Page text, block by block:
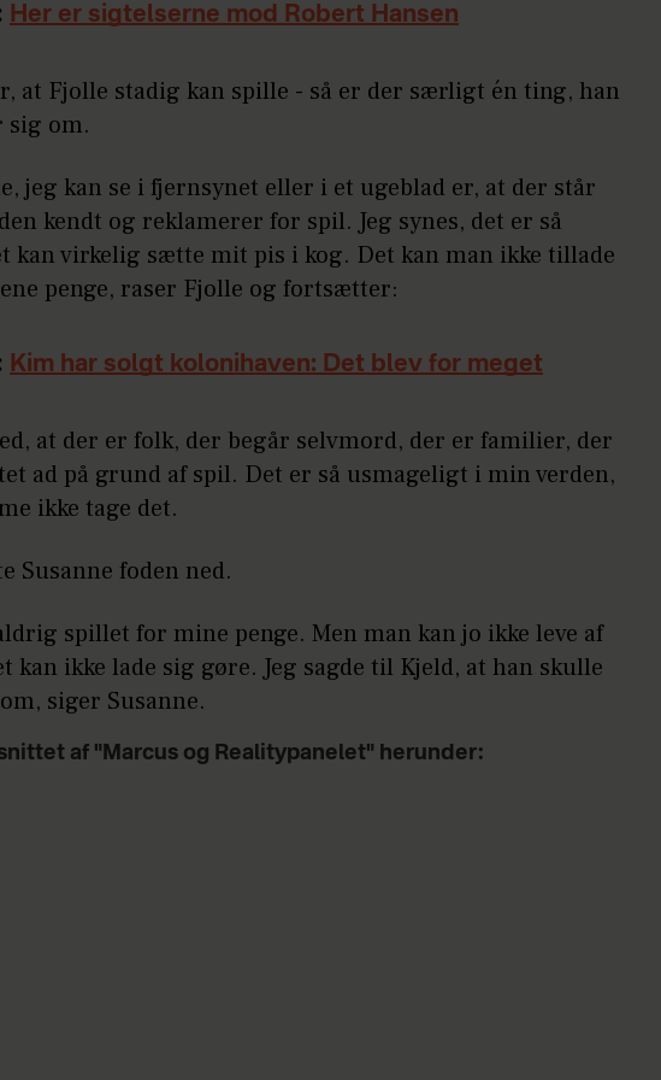
Her er sigtelserne mod Robert Hansen
at Fjolle stadig kan spille - så er der særligt én ting, han
sig om.
jeg kan se i fjernsynet eller i et ugeblad er, at der står
kendt og reklamerer for spil. Jeg synes, det er så
kan virkelig sætte mit pis i kog. Det kan man ikke tillade
penge, raser Fjolle og fortsætter:
Kim har solgt kolonihaven: Det blev for meget
at der er folk, der begår selvmord, der er familier, der
ad på grund af spil. Det er så usmageligt i min verden,
ikke tage det.
Susanne foden ned.
spillet for mine penge. Men man kan jo ikke leve af
kan ikke lade sig gøre. Jeg sagde til Kjeld, at han skulle
siger Susanne.
af "Marcus og Realitypanelet" herunder: